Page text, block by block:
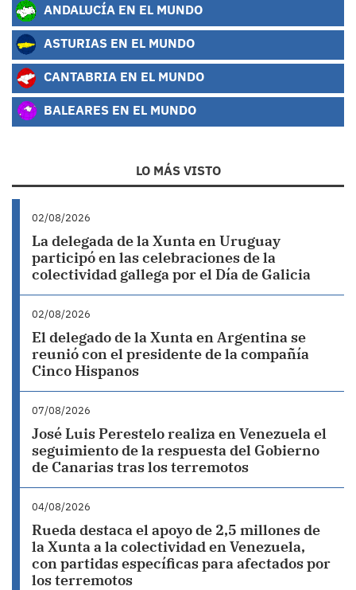
ANDALUCÍA EN EL MUNDO
ASTURIAS EN EL MUNDO
CANTABRIA EN EL MUNDO
BALEARES EN EL MUNDO
LO MÁS VISTO
02/08/2026
La delegada de la Xunta en Uruguay
participó en las celebraciones de la
colectividad gallega por el Día de Galicia
02/08/2026
El delegado de la Xunta en Argentina se
reunió con el presidente de la compañía
Cinco Hispanos
07/08/2026
José Luis Perestelo realiza en Venezuela el
seguimiento de la respuesta del Gobierno
de Canarias tras los terremotos
04/08/2026
Rueda destaca el apoyo de 2,5 millones de
la Xunta a la colectividad en Venezuela,
con partidas específicas para afectados por
los terremotos